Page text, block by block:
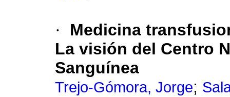
·
Medicina
La visión del Centro
Sanguínea
Trejo-Gómora, Jorge;